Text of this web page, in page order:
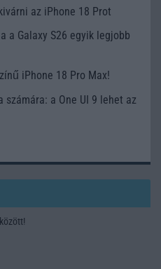
az iPhone 18 Prot
a Galaxy S26 egyik legjobb
iPhone 18 Pro Max!
számára: a One UI 9 lehet az